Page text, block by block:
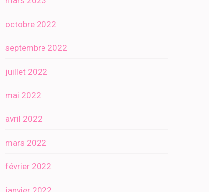
octobre 2022
septembre 2022
juillet 2022
mai 2022
avril 2022
mars 2022
février 2022
janvier 2022